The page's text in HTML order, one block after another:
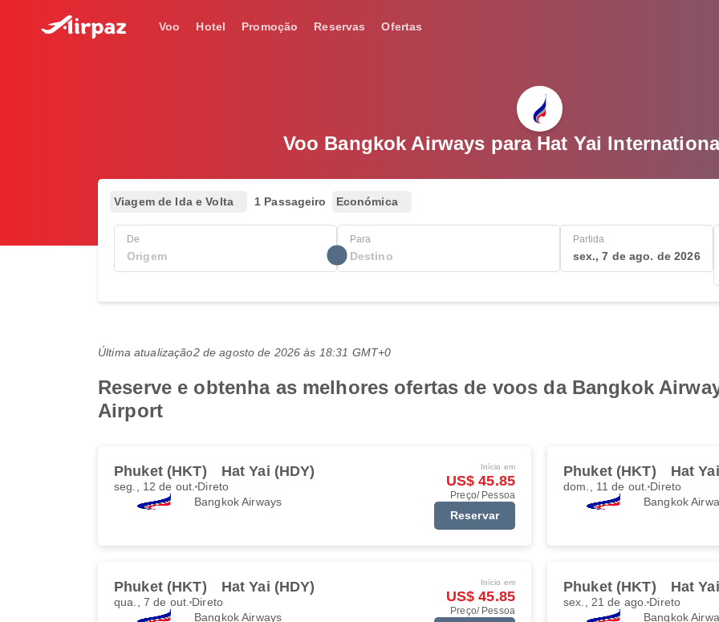
Voo Hotel Promoção Reservas Ofertas
Voo Bangkok Airways para Hat Yai
Viagem de Ida e Volta 1 Passageiro Económica
De Para Partida
sex., 7 de ago. de 2026
Última atualização2 de agosto de 2026 às 18:31 GMT+0
Reserve e obtenha as melhores ofertas de voos da Bangkok
Airport
Phuket (HKT) Hat Yai (HDY)
seg., 12 de out. Direto
Bangkok Airways
Início em
US$ 45.85
Preço/ Pessoa
Reservar
Phuket (HKT) Hat
dom., 11 de out. Direto
Bangkok
Phuket (HKT) Hat Yai (HDY)
qua., 7 de out. Direto
Bangkok Airways
Início em
US$ 45.85
Preço/ Pessoa
Phuket (HKT) Hat
sex., 21 de ago. Direto
Bangkok